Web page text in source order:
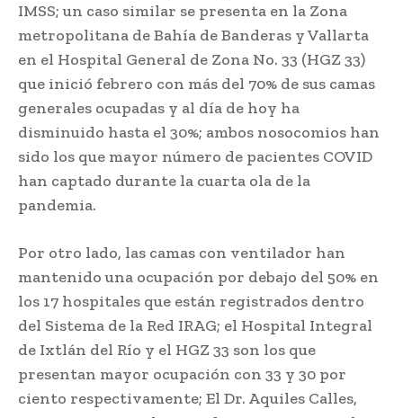
IMSS; un caso similar se presenta en la Zona
metropolitana de Bahía de Banderas y Vallarta
en el Hospital General de Zona No. 33 (HGZ 33)
que inició febrero con más del 70% de sus camas
generales ocupadas y al día de hoy ha
disminuido hasta el 30%; ambos nosocomios han
sido los que mayor número de pacientes COVID
han captado durante la cuarta ola de la
pandemia.
Por otro lado, las camas con ventilador han
mantenido una ocupación por debajo del 50% en
los 17 hospitales que están registrados dentro
del Sistema de la Red IRAG; el Hospital Integral
de Ixtlán del Río y el HGZ 33 son los que
presentan mayor ocupación con 33 y 30 por
ciento respectivamente; El Dr. Aquiles Calles,